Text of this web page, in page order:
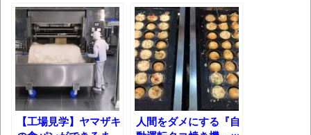
果速報（仮）
体験談：仕事で同じビルの中に入っている
グループ会社の嫁子 [ほのぼの]
葉月つばさちゃん、昔から見てるんだけど
かなりお姉さんになったね
壊れたエアコンと歌えないボク
【工場見学】ヤマザキ
人間をダメにする『自